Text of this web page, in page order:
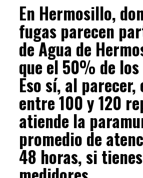
En Hermosillo,
fugas parecen
de Agua de
que el 50% de
Eso sí, al
entre 100 y 120
atiende la
promedio de
48 horas, si